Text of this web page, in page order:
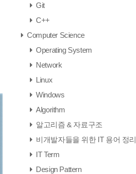
Git
C++
Computer Science
Operating System
Network
Linux
Windows
Algorithm
알고리즘 & 자료구조
비개발자들을 위한 IT 용어 정리
IT Term
Design Pattern